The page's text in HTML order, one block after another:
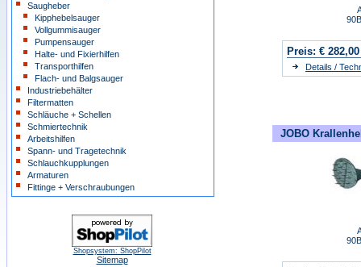
Saugheber
Kipphebelsauger
Vollgummisauger
Pumpensauger
Halte- und Fixierhilfen
Transporthilfen
Flach- und Balgsauger
Industriebehälter
Filtermatten
Schläuche + Schellen
Schmiertechnik
Arbeitshilfen
Spann- und Tragetechnik
Schlauchkupplungen
Armaturen
Fittinge + Verschraubungen
Shopsystem: ShopPilot
Sitemap
Preis: € 282,00
Details /
JOBO